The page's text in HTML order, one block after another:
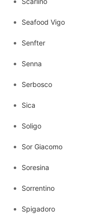
Seafood Vigo
Senfter
Senna
Serbosco
Sica
Soligo
Sor Giacomo
Soresina
Sorrentino
Spigadoro